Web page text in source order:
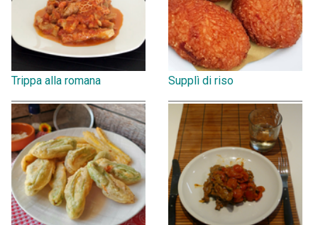
Trippa alla romana Supplì di riso